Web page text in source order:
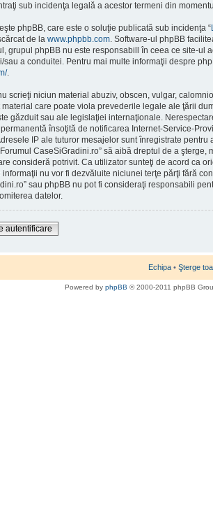
sub incidenţa legală a acestor termeni din
phpBB, care este o soluţie publicată sub incidenţa “
de la www.phpbb.com. Software-ul phpBB
grupul phpBB nu este responsabill în ceea ce site-ul
sau a conduitei. Pentru mai multe informaţii despre
.
scrieţi niciun material abuziv, obscen, vulgar,
care poate viola prevederile legale ale ţării
găzduit sau ale legislaţiei internaţionale.
însoţită de notificarea Internet-Service-
IP ale tuturor mesajelor sunt înregistrate
CaseSiGradini.ro” să aibă dreptul de a
consideră potrivit. Ca utilizator sunteţi de acord ca
informaţii nu vor fi dezvăluite niciunei terţe părţi fără
sau phpBB nu pot fi consideraţi responsabili
datelor.
autentificare
Echipa • Şterge
Powered by phpBB © 2000-2011 phpBB